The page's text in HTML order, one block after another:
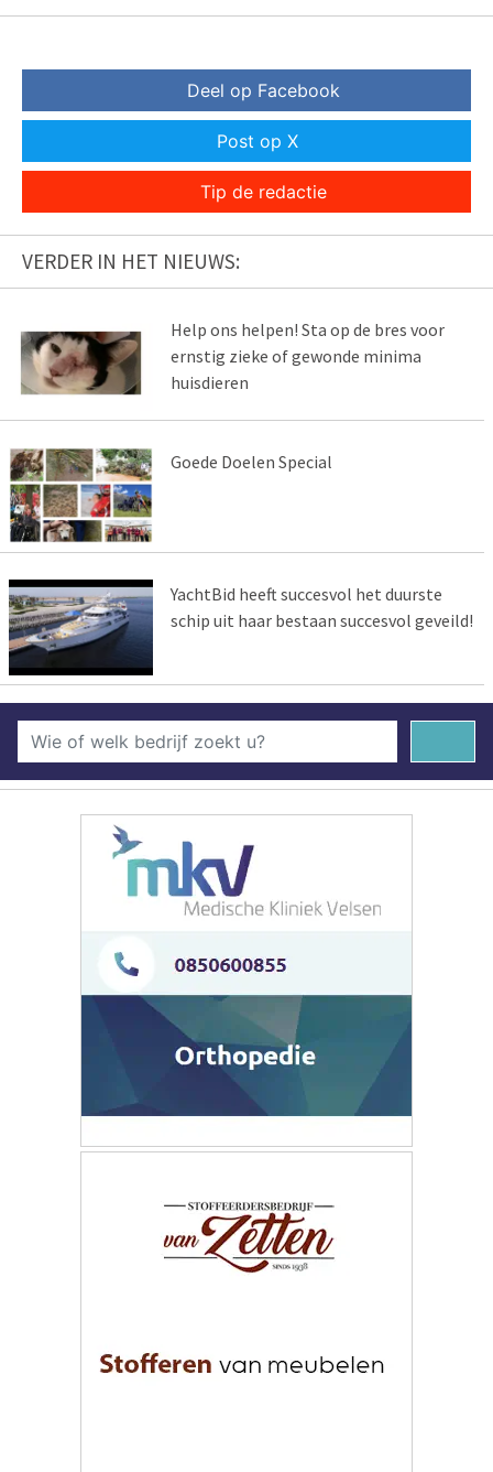
Deel op Facebook
Post op X
Tip de redactie
VERDER IN HET NIEUWS:
Help ons helpen! Sta op de bres voor
ernstig zieke of gewonde minima
huisdieren
Goede Doelen Special
YachtBid heeft succesvol het duurste
schip uit haar bestaan succesvol geveild!